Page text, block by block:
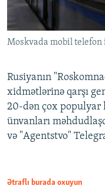
Moskvada mobil
Rusiyanın
xidmətlərinə qarşı
20-dən çox populyar
ünvanları
və "Agentstvo"
Ətraflı burada oxuyun